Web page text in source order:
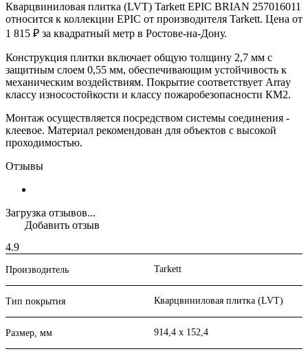
Кварцвиниловая плитка (LVT) Tarkett EPIC BRIAN 257016011
относится к коллекции EPIC от производителя Tarkett. Цена от
1 815 ₽ за квадратный метр в Ростове-на-Дону.
Конструкция плитки включает общую толщину 2,7 мм с
защитным слоем 0,55 мм, обеспечивающим устойчивость к
механическим воздействиям. Покрытие соответствует Array
классу износостойкости и классу пожаробезопасности КМ2.
Монтаж осуществляется посредством системы соединения -
клеевое. Материал рекомендован для объектов с высокой
проходимостью.
Отзывы
Загрузка отзывов...
4.9
Добавить отзыв
Производитель Tarkett
Тип покрытия Кварцвиниловая плитка (LVT)
Размер, мм 914,4 х 152,4